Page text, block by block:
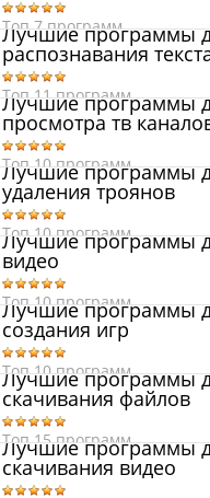
Топ 7 программ
Лучшие программы
распознавания
Топ 11 программ
Лучшие программы
просмотра тв
Топ 10 программ
Лучшие программы
удаления троянов
Топ 10 программ
Лучшие программы
видео
Топ 10 программ
Лучшие программы
создания игр
Топ 10 программ
Лучшие программы
скачивания файлов
Топ 15 программ
Лучшие программы
скачивания видео